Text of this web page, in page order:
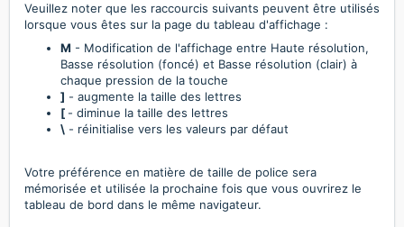
Veuillez noter que les raccourcis suivants peuvent être utilisés
lorsque vous êtes sur la page du tableau d'affichage :
M - Modification de l'affichage entre Haute résolution,
Basse résolution (foncé) et Basse résolution (clair) à
chaque pression de la touche
] - augmente la taille des lettres
[ - diminue la taille des lettres
\ - réinitialise vers les valeurs par défaut
Votre préférence en matière de taille de police sera
mémorisée et utilisée la prochaine fois que vous ouvrirez le
tableau de bord dans le même navigateur.